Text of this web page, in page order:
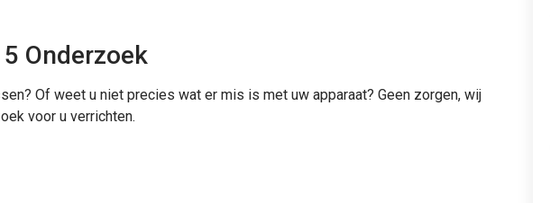
Onderzoek
Of weet u niet precies wat er mis is met uw apparaat? Geen zorgen, wij
voor u verrichten.